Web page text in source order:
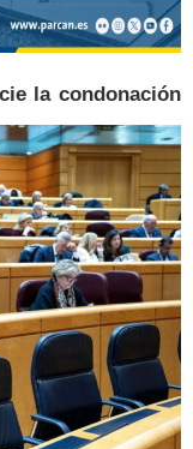
la condonación